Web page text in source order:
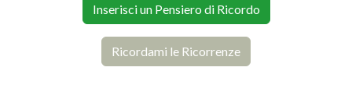
Inserisci un Pensiero di Ricordo
Ricordami le Ricorrenze